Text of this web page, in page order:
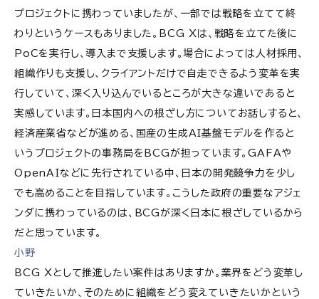
プロジェクトに携わっていましたが、一部では戦略を立てて終
わりというケースもありました。BCG Xは、戦略を立てた後に
PoCを実行し、導入まで支援します。場合によっては人材採用、
組織作りも支援し、クライアントだけで自走できるよう変革を実
行していて、深く入り込んでいるところが大きな違いであると
実感しています。日本国内への根ざし方についてお話しすると、
経済産業省などが進める、国産の生成AI基盤モデルを作ると
いうプロジェクトの事務局をBCGが担っています。GAFAや
OpenAIなどに先行されている中、日本の開発競争力を少し
でも高めることを目指しています。こうした政府の重要なアジェ
ンダに携わっているのは、BCGが深く日本に根ざしているから
だと思っています。
小野
BCG Xとして推進したい案件はありますか。業界をどう変革し
ていきたいか、そのために組織をどう変えていきたいかという